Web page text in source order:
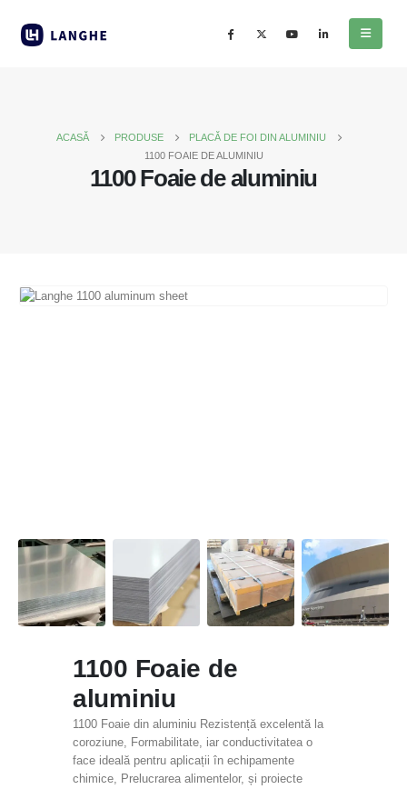
ACASĂ PRODUSE
PLACĂ DE FOI DIN ALUMINIU
1100 FOAIE DE ALUMINIU
1100 Foaie de aluminiu
1100 Foaie de
aluminiu
1100 Foaie din aluminiu Rezistență excelentă la
coroziune, Formabilitate, iar conductivitatea o
face ideală pentru aplicații în echipamente
chimice, Prelucrarea alimentelor, și proiecte